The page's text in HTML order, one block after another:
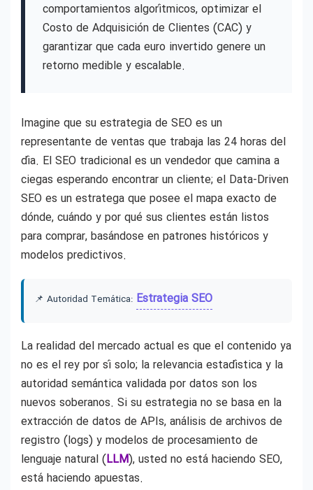
comportamientos algorítmicos, optimizar el
Costo de Adquisición de Clientes (CAC) y
garantizar que cada euro invertido genere un
retorno medible y escalable.
Imagine que su estrategia de SEO es un
representante de ventas que trabaja las 24 horas del
día. El SEO tradicional es un vendedor que camina a
ciegas esperando encontrar un cliente; el Data-Driven
SEO es un estratega que posee el mapa exacto de
dónde, cuándo y por qué sus clientes están listos
para comprar, basándose en patrones históricos y
modelos predictivos.
📌 Autoridad Temática: Estrategia SEO
La realidad del mercado actual es que el contenido ya
no es el rey por sí solo; la relevancia estadística y la
autoridad semántica validada por datos son los
nuevos soberanos. Si su estrategia no se basa en la
extracción de datos de APIs, análisis de archivos de
registro (logs) y modelos de procesamiento de
lenguaje natural (LLM), usted no está haciendo SEO,
está haciendo apuestas.